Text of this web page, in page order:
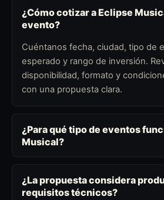
¿Cómo cotizar a Eclipse
evento?
Cuéntanos fecha, ciudad, tipo de
esperado y rango de inversión.
disponibilidad, formato y
con una propuesta clara.
¿Para qué tipo de eventos
Musical?
¿La propuesta considera
requisitos técnicos?